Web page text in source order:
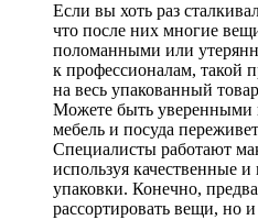
Если вы хоть раз
что после них многие
поломанными или
к профессионалам, такой
на весь упакованный
Можете быть уверенными
мебель и посуда
Специалисты работают
используя качественные
упаковки. Конечно,
рассортировать вещи, но